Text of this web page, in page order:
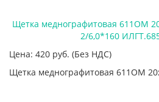
Щетка меднографитовая 611ОМ
2/6,0*160
Цена: 420 руб. (Без НДС)
Щетка меднографитовая 611ОМ